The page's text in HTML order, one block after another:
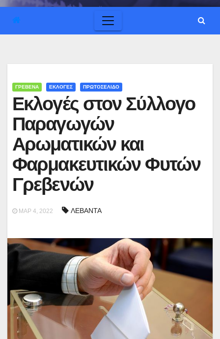
ΓΡΕΒΕΝΑ ΕΚΛΟΓΕΣ ΠΡΩΤΟΣΕΛΙΔΟ
Εκλογές στον Σύλλογο
Παραγωγών
Αρωματικών και
Φαρμακευτικών Φυτών
Γρεβενών
ΜΑΡ 4, 2022 ΛΕΒΑΝΤΑ